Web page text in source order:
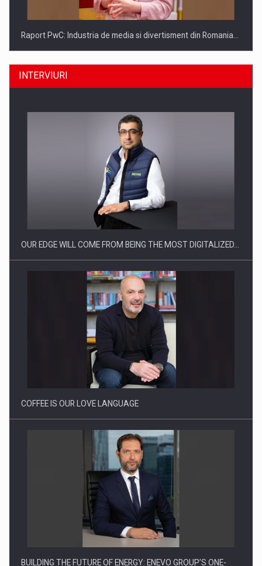
Raport PwC: Industria de media si divertisment din Romania…
Ce nu stiu Directorii de HR despre performanta echipelor…
Cum invatam sa spunem nu intr-o cultura care pedepseste…
INTERVIURI
OUR EDGE WILL COME FROM BEING THE MOST DIGITALIZED…
COFFEE IS OUR LOVE LANGUAGE
BUILDING THE FUTURE OF ENERGY: ENEVO GROUP’S ONE-